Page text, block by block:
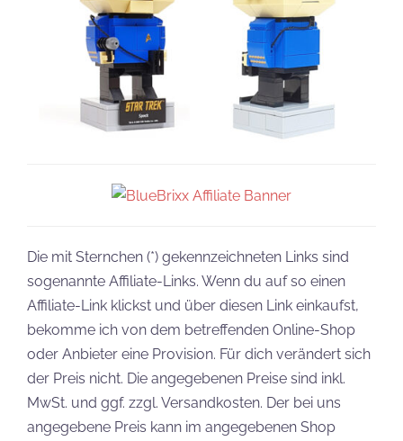
Die mit Sternchen (*) gekennzeichneten Links sind
sogenannte Affiliate-Links. Wenn du auf so einen
Affiliate-Link klickst und über diesen Link einkaufst,
bekomme ich von dem betreffenden Online-Shop
oder Anbieter eine Provision. Für dich verändert sich
der Preis nicht. Die angegebenen Preise sind inkl.
MwSt. und ggf. zzgl. Versandkosten. Der bei uns
angegebene Preis kann im angegebenen Shop